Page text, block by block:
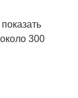
300